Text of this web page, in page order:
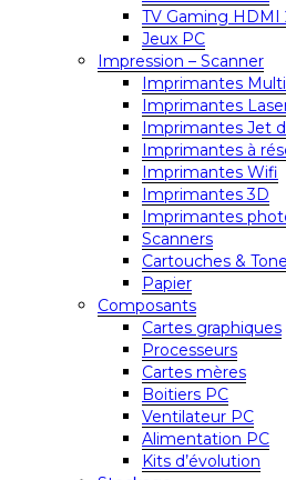
TV Gaming HDMI
Jeux PC
Impression – Scanner
Imprimantes
Imprimantes
Imprimantes Jet
Imprimantes à
Imprimantes Wifi
Imprimantes 3D
Imprimantes
Scanners
Cartouches &
Papier
Composants
Cartes graphiques
Processeurs
Cartes mères
Boitiers PC
Ventilateur PC
Alimentation PC
Kits d’évolution